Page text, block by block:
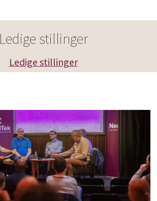
Ledige stillinger
Ledige stillinger